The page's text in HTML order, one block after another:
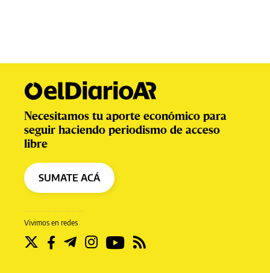
Vivimos en redes
Necesitamos tu aporte económico para
seguir haciendo periodismo de acceso
libre
SUMATE ACÁ